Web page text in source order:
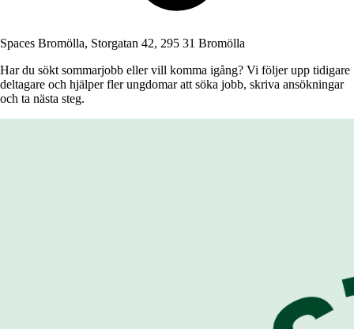
Spaces Bromölla, Storgatan 42, 295 31 Bromölla
Har du sökt sommarjobb eller vill komma igång? Vi följer upp tidigare
deltagare och hjälper fler ungdomar att söka jobb, skriva ansökningar
och ta nästa steg.